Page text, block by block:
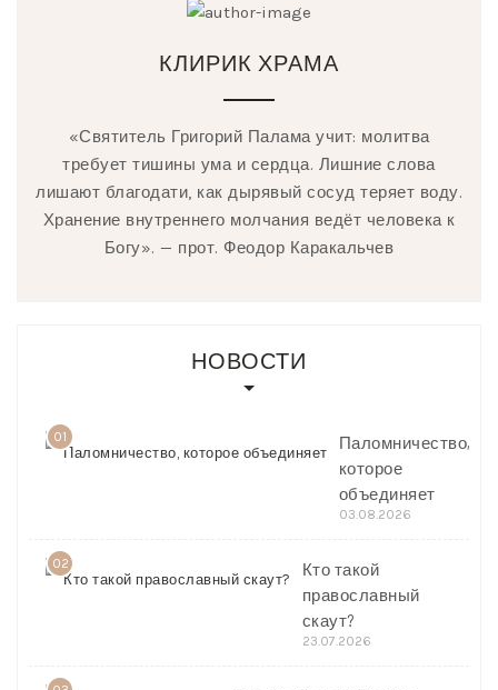
КЛИРИК ХРАМА
«Святитель Григорий Палама учит: молитва
требует тишины ума и сердца. Лишние слова
лишают благодати, как дырявый сосуд теряет воду.
Хранение внутреннего молчания ведёт человека к
Богу». — прот. Феодор Каракальчев
НОВОСТИ
01
Паломничество,
которое
объединяет
03.08.2026
02
Кто такой
православный
скаут?
23.07.2026